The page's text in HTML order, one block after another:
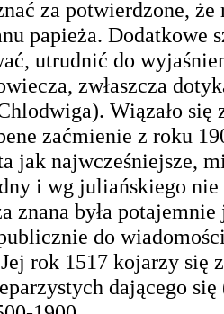
za potwierdzone,
papieża.
utrudnić do
zwłaszcza
Wiązało
zaćmienie z roku
jak najwcześniejsze,
i wg juliańskiego
znana była
do
rok 1517 kojarzy się
dającego